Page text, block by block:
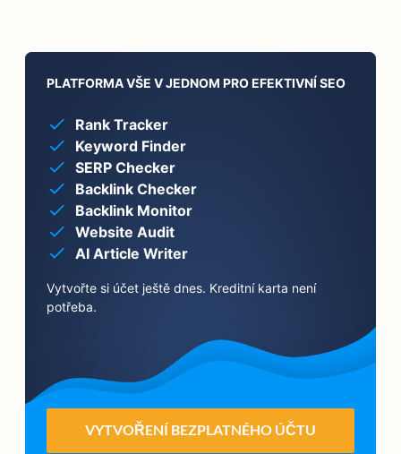
PLATFORMA VŠE V JEDNOM PRO EFEKTIVNÍ SEO
Rank Tracker
Keyword Finder
SERP Checker
Backlink Checker
Backlink Monitor
Website Audit
AI Article Writer
Vytvořte si účet ještě dnes. Kreditní karta není
potřeba.
VYTVOŘENÍ BEZPLATNÉHO ÚČTU